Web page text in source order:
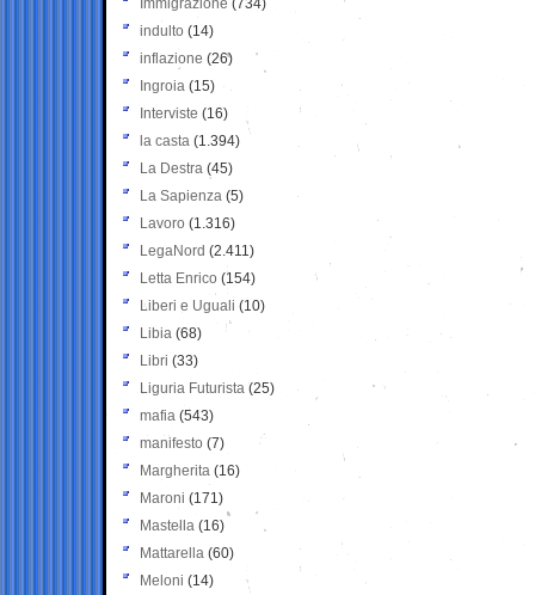
Immigrazione (734)
indulto (14)
inflazione (26)
Ingroia (15)
Interviste (16)
la casta (1.394)
La Destra (45)
La Sapienza (5)
Lavoro (1.316)
LegaNord (2.411)
Letta Enrico (154)
Liberi e Uguali (10)
Libia (68)
Libri (33)
Liguria Futurista (25)
mafia (543)
manifesto (7)
Margherita (16)
Maroni (171)
Mastella (16)
Mattarella (60)
Meloni (14)